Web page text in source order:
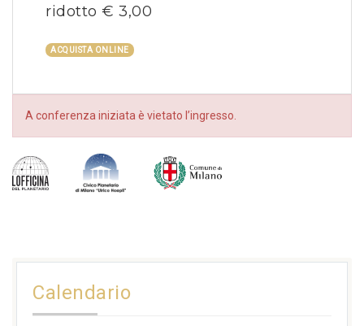
ridotto € 3,00
ACQUISTA ONLINE
A conferenza iniziata è vietato l’ingresso.
Calendario